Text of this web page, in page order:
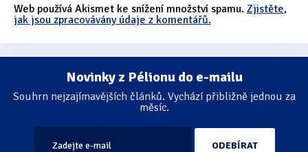
Web používá Akismet ke snížení množství spamu. Zjistěte,
jak jsou zpracovávány údaje z komentářů.
Novinky z Pélionu do e-mailu
Souhrn nejzajímavějších článků. Vychází přibližně jednou za
měsíc.